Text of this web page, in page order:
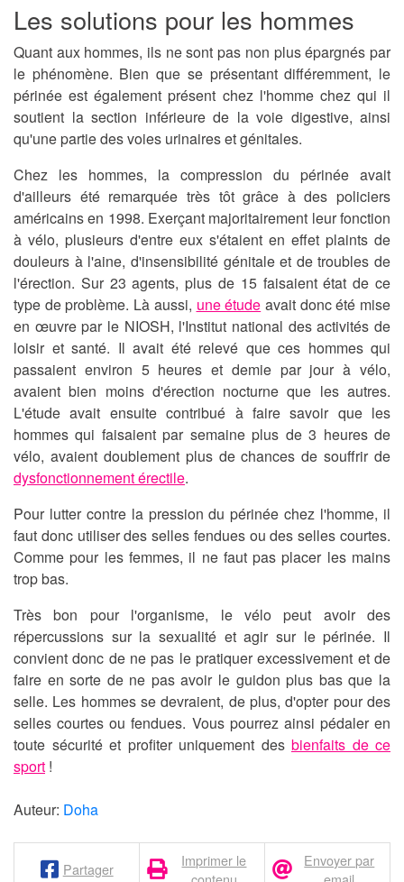
Les solutions pour les hommes
Quant aux hommes, ils ne sont pas non plus épargnés par
le phénomène. Bien que se présentant différemment, le
périnée est également présent chez l'homme chez qui il
soutient la section inférieure de la voie digestive, ainsi
qu'une partie des voies urinaires et génitales.
Chez les hommes, la compression du périnée avait
d'ailleurs été remarquée très tôt grâce à des policiers
américains en 1998. Exerçant majoritairement leur fonction
à vélo, plusieurs d'entre eux s'étaient en effet plaints de
douleurs à l'aine, d'insensibilité génitale et de troubles de
l'érection. Sur 23 agents, plus de 15 faisaient état de ce
type de problème. Là aussi, une étude avait donc été mise
en œuvre par le NIOSH, l'Institut national des activités de
loisir et santé. Il avait été relevé que ces hommes qui
passaient environ 5 heures et demie par jour à vélo,
avaient bien moins d'érection nocturne que les autres.
L'étude avait ensuite contribué à faire savoir que les
hommes qui faisaient par semaine plus de 3 heures de
vélo, avaient doublement plus de chances de souffrir de
dysfonctionnement érectile.
Pour lutter contre la pression du périnée chez l'homme, il
faut donc utiliser des selles fendues ou des selles courtes.
Comme pour les femmes, il ne faut pas placer les mains
trop bas.
Très bon pour l'organisme, le vélo peut avoir des
répercussions sur la sexualité et agir sur le périnée. Il
convient donc de ne pas le pratiquer excessivement et de
faire en sorte de ne pas avoir le guidon plus bas que la
selle. Les hommes se devraient, de plus, d'opter pour des
selles courtes ou fendues. Vous pourrez ainsi pédaler en
toute sécuritéet profiter uniquement des bienfaits de ce
sport !
Auteur: Doha
Partager
Imprimer le
Envoyer par